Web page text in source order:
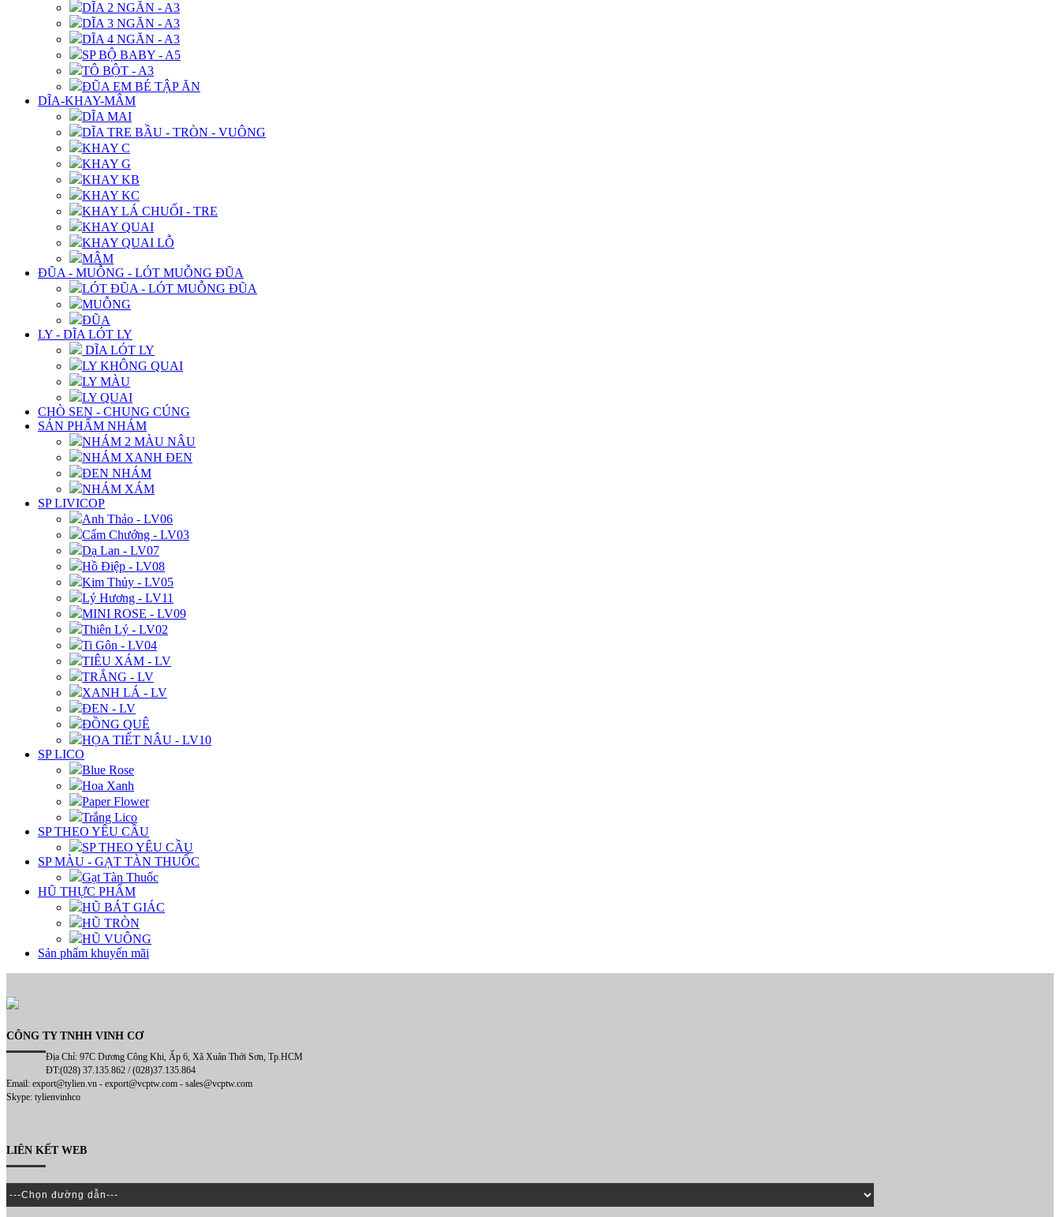
DĨA 2 NGĂN - A3
DĨA 3 NGĂN - A3
DĨA 4 NGĂN - A3
SP BỘ BABY - A5
TÔ BỘT - A3
ĐŨA EM BÉ TẬP ĂN
DĨA-KHAY-MÂM
DĨA MAI
DĨA TRE BẦU - TRÒN - VUÔNG
KHAY C
KHAY G
KHAY KB
KHAY KC
KHAY LÁ CHUỐI - TRE
KHAY QUAI
KHAY QUAI LỖ
MÂM
ĐŨA - MUỖNG - LÓT MUỖNG ĐŨA
LÓT ĐŨA - LÓT MUỖNG ĐŨA
MUỖNG
ĐŨA
LY - DĨA LÓT LY
DĨA LÓT LY
LY KHÔNG QUAI
LY MÀU
LY QUAI
CHÒ SEN - CHUNG CÚNG
SẢN PHẨM NHÁM
NHÁM 2 MÀU NÂU
NHÁM XANH ĐEN
ĐEN NHÁM
NHÁM XÁM
SP LIVICOP
Anh Thảo - LV06
Cẩm Chướng - LV03
Dạ Lan - LV07
Hồ Điệp - LV08
Kim Thủy - LV05
Lý Hương - LV11
MINI ROSE - LV09
Thiên Lý - LV02
Ti Gôn - LV04
TIÊU XÁM - LV
TRẮNG - LV
XANH LÁ - LV
ĐEN - LV
ĐỒNG QUÊ
HỌA TIẾT NÂU - LV10
SP LICO
Blue Rose
Hoa Xanh
Paper Flower
Trắng Lico
SP THEO YÊU CẦU
SP THEO YÊU CẦU
SP MÀU - GẠT TÀN THUỐC
Gạt Tàn Thuốc
HŨ THỰC PHẨM
HŨ BÁT GIÁC
HŨ TRÒN
HŨ VUÔNG
Sản phẩm khuyến mãi
CÔNG TY TNHH VINH CƠ
Địa Chỉ: 97C Dương Công Khi, Ấp 6, Xã Xuân Thới Sơn, Tp.HCM
ĐT:(028) 37.135.862 / (028)37.135.864
Email: export@tylien.vn - export@vcptw.com - sales@vcptw.com
Skype: tylienvinhco
LIÊN KẾT WEB